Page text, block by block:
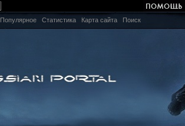
Популярное Статистика Карта сайта Поиск